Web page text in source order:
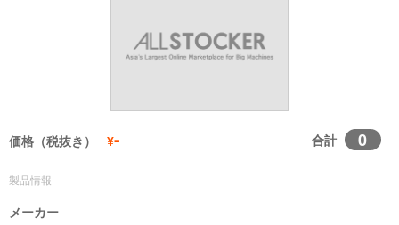
価格（税抜き） ¥- 合計 0
製品情報
メーカー